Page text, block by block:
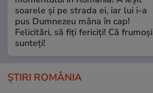
soarele și pe strada ei, iar lui i-a
pus Dumnezeu mâna în cap!
Felicitări, să fiți fericiți! Că frumoși
sunteți!
ȘTIRI ROMÂNIA